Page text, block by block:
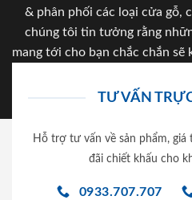
& phân phối các loại cửa gỗ,
chúng tôi tin tưởng rằng
mang tới cho bạn chắc chắn sẽ
TƯ VẤN
Hỗ trợ tư vấn về sản phẩm, giá
đãi chiết khấu cho
0933.707.707